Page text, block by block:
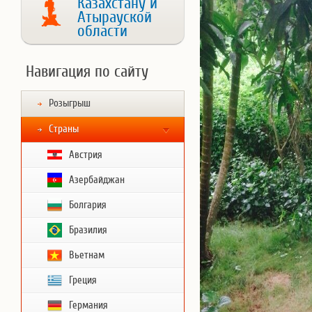
Атырауской
области
Навигация по сайту
Розыгрыш
Страны
Австрия
Азербайджан
Болгария
Бразилия
Вьетнам
Греция
Германия